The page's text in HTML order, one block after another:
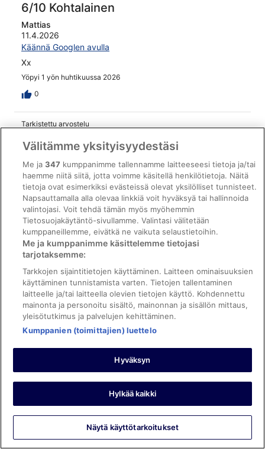
6/10 Kohtalainen
Mattias
11.4.2026
Käännä Googlen avulla
Xx
Yöpyi 1 yön huhtikuussa 2026
0
Tarkistettu arvostelu
10/10 Loistava
6.4.2026
Hyvää: Siisteys, henkilökunta ja palvelu ja majoituspaikan
kunto ja tilat
Käännä Googlen avulla
Clean room
Yöpyi 4 yötä maaliskuussa 2026
0
Tarkistettu arvostelu
10/10 Loistava
Dr Harpreet S
29.5.2025
Hyvää: Siisteys, henkilökunta ja palvelu, majoituspaikan kunto
ja tilat ja huoneen mukavuus
Käännä Googlen avulla
Yöpyi 1 yön toukokuussa 2025
0
Välitämme yksityisyydestäsi
Me ja347 kumppanimme tallennamme laitteeseesi tietoja ja/tai
haemme niitä siitä, jotta voimme käsitellä henkilötietoja. Näitä
tietoja ovat esimerkiksi evästeissä olevat yksilölliset tunnisteet.
Napsauttamalla alla olevaa linkkiä voit hyväksyä tai hallinnoida
valintojasi. Voit tehdä tämän myös myöhemmin
Tietosuojakäytäntö-sivullamme. Valintasi välitetään
kumppaneillemme, eivätkä ne vaikuta selaustietoihin.
Me ja kumppanimme käsittelemme tietojasi
tarjotaksemme:
Tarkkojen sijaintitietojen käyttäminen. Laitteen ominaisuuksien
käyttäminen tunnistamista varten. Tietojen tallentaminen
laitteelle ja/tai laitteella olevien tietojen käyttö. Kohdennettu
mainonta ja personoitu sisältö, mainonnan ja sisällön mittaus,
yleisötutkimus ja palvelujen kehittäminen.
Kumppanien (toimittajien) luettelo
Hyväksyn
Hylkää kaikki
Näytä käyttötarkoitukset